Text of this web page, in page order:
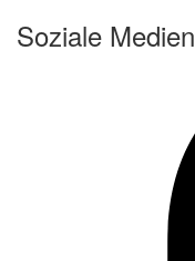
Soziale Medien